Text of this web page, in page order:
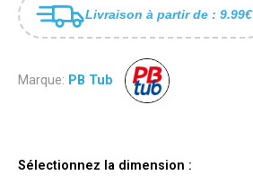
Livraison à partir de : 9.99€
Marque: PB Tub
Sélectionnez la dimension :